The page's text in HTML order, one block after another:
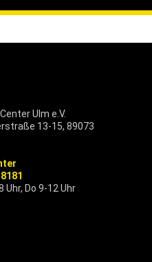
Ulm e.V.
13-15, 89073
Do 9-12 Uhr